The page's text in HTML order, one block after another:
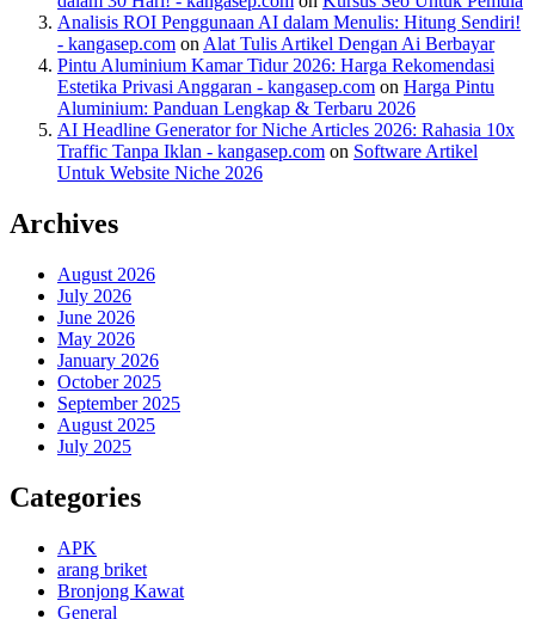
Analisis ROI Penggunaan AI dalam Menulis: Hitung Sendiri!
- kangasep.com on Alat Tulis Artikel Dengan Ai Berbayar
Pintu Aluminium Kamar Tidur 2026: Harga Rekomendasi
Estetika Privasi Anggaran - kangasep.com on Harga Pintu
Aluminium: Panduan Lengkap & Terbaru 2026
AI Headline Generator for Niche Articles 2026: Rahasia 10x
Traffic Tanpa Iklan - kangasep.com on Software Artikel
Untuk Website Niche 2026
Archives
August 2026
July 2026
June 2026
May 2026
January 2026
October 2025
September 2025
August 2025
July 2025
Categories
APK
arang briket
Bronjong Kawat
General